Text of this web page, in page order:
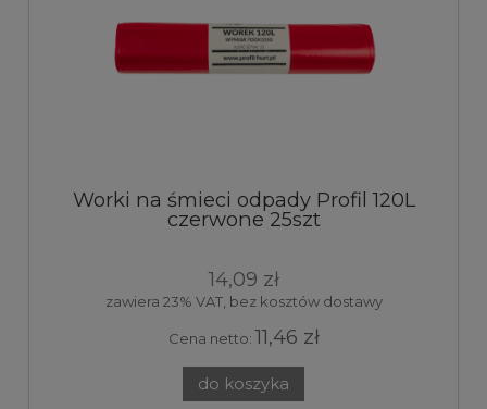
Worki na śmieci odpady Profil 120L
czerwone 25szt
14,09 zł
zawiera 23% VAT, bez kosztów dostawy
Cena netto: 11,46 zł
do koszyka